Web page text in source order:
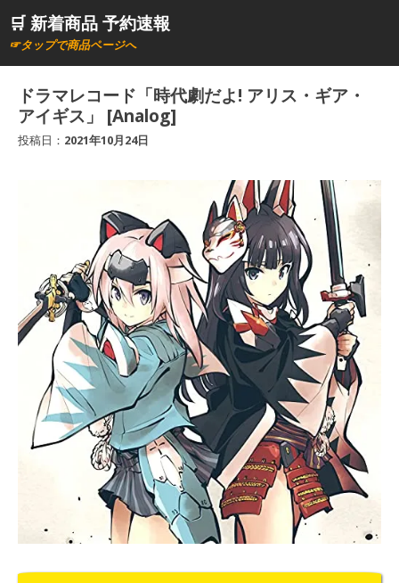
ン🛒 新着商品 予約速報
☞タップで商品ページへ
ドラマレコード「時代劇だよ! アリス・ギア・
アイギス」 [Analog]
投稿日： 2021年10月24日